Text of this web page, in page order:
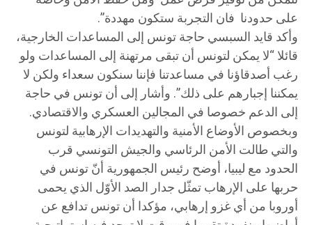
على حدودنا فان التجربة ستكون مهددة”.
وأكد قايد السبسي حاجة تونس إلى المساعدات الخارجية،
قائلا “لا يمكن لتونس أن تبقى مرتهنة إلى المساعدات ولو
رغب أصدقاؤنا في مساعدتنا فإننا سنكون سعداء ولكن لا
يمكننا إجبارهم على ذلك”. وأشار إلى أن تونس في حاجة
إلى الدعم خصوصا في المجالين العسكري والاقتصادي.
وبخصوص الأوضاع الأمنية والتهديدات الإرهابية لتونس
والتي طالت الأمن الرئاسي والجيش التونسي قرب
الحدود مع ليبيا، أوضح رئيس الجمهورية أنّ تونس في
حربها على الإرهاب تمثّل جدار الصد الأوّل الذي يحمى
أوروبا من أي غزو إرهابي، مؤكدا أن تونس تدافع عن